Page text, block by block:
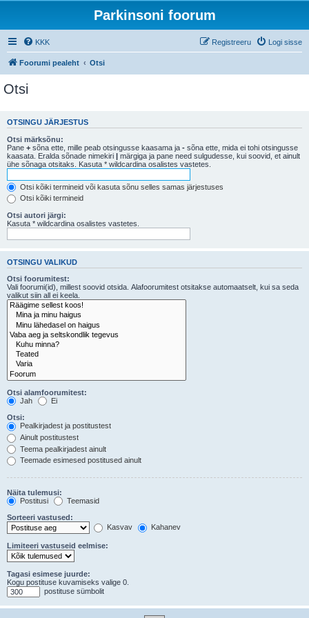
Parkinsoni foorum
KKK Logi sisse
Registreeru
Foorumi pealeht Otsi
Otsi
OTSINGU JÄRJESTUS
Otsi märksõnu:
Pane + sõna ette, mille peab otsingusse kaasama ja - sõna ette, mida ei tohi otsingusse
kaasata. Eralda sõnade nimekiri | märgiga ja pane need sulgudesse, kui soovid, et ainult
ühe sõnaga otsitaks. Kasuta * wildcardina osalistes vastetes.
Otsi kõiki termineid või kasuta sõnu selles samas järjestuses
Otsi kõiki termineid
Otsi autori järgi:
Kasuta * wildcardina osalistes vastetes.
OTSINGU VALIKUD
Otsi foorumitest:
Vali foorumi(id), millest soovid otsida. Alafoorumitest otsitakse automaatselt, kui sa seda
valikut siin all ei keela.
Otsi alamfoorumitest:
Jah
Ei
Otsi:
Pealkirjadest ja postitustest
Ainult postitustest
Teema pealkirjadest ainult
Teemade esimesed postitused ainult
Näita tulemusi:
Postitusi
Teemasid
Sorteeri vastused:
Kasvav
Kahanev
Limiteeri vastuseid eelmise:
Tagasi esimese juurde:
Kogu postituse kuvamiseks valige 0.
postituse sümbolit